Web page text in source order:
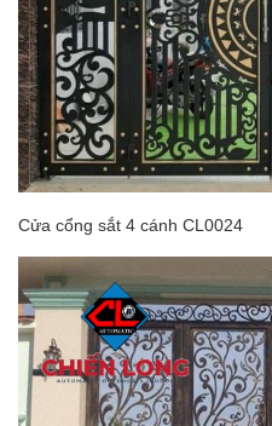
Cửa cổng sắt 4 cánh CL0024